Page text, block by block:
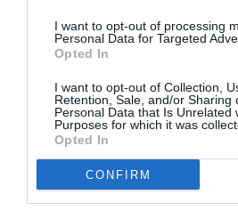
I want to opt-out of processing
Personal Data for Targeted
Opted In
I want to opt-out of Collection,
Retention, Sale, and/or Sharing
Personal Data that Is Unrelated
Purposes for which it was
Opted In
CONFIRM
ΘΕΜΑΤΑ / ΝΕΑ
Το Μουσείο
Μπενάκη τιμά
την μνήμη του
Άγγελου
Δεληβορριά